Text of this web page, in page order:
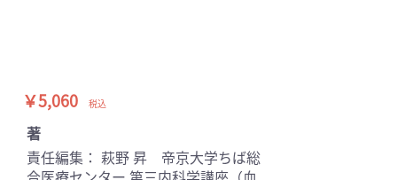
￥5,060 税込
著
責任編集： 萩野 昇 帝京大学ちば総